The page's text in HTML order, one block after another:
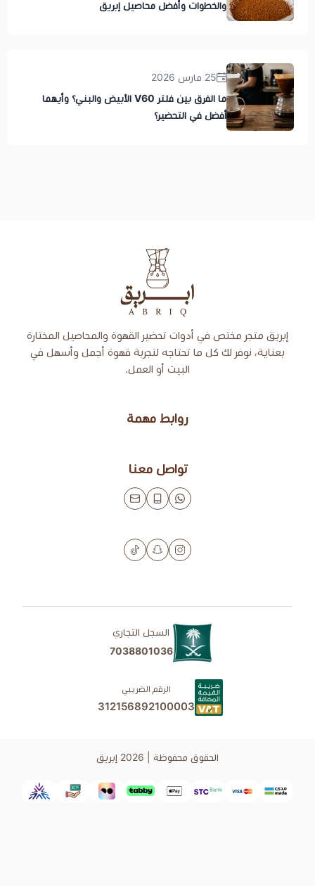
والخطوات وأفضل محاصيل إبريق
25 مارس 2026
ما الفرق بين فلتر V60 الأبيض والبني؟ وأيهما
أفضل في التحضير؟
في أدوات تحضير القهوة والمحاصيل المختارة
لك كل ما تحتاجه لتجربة قهوة أجمل وأسهل في
السجل التجاري
7038801036
الرقم الضريبي
312156892100003
إبريق